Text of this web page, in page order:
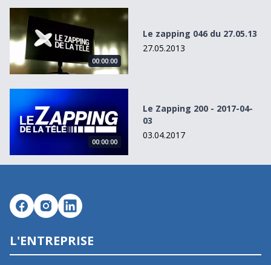
Le zapping 046 du 27.05.13
00:00:00
Le zapping 046 du 27.05.13
27.05.2013
Le Zapping 200 - 2017-04-03
00:00:00
Le Zapping 200 - 2017-04-
03
03.04.2017
L'ENTREPRISE